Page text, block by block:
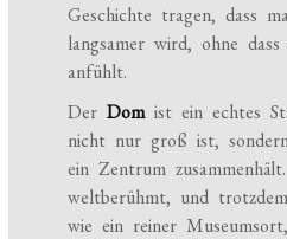
Geschichte tragen, dass
langsamer wird, ohne
anfühlt.
DerDomist ein echtes
nicht nur groß ist,
ein Zentrum
weltberühmt, und
wie ein reiner